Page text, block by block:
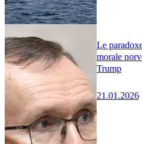
Le
morale
Trump
21.01.2026